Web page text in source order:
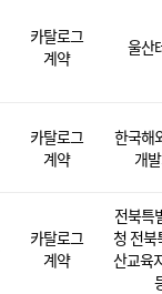
카탈로그
계약
울산
카탈로그
계약
한국해
개
카탈로그
계약
전북특
청 전북
산교육